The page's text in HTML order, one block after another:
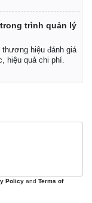
trình quản lý
hiệu đánh giá
hiệu quả chi phí.
Policy and Terms of